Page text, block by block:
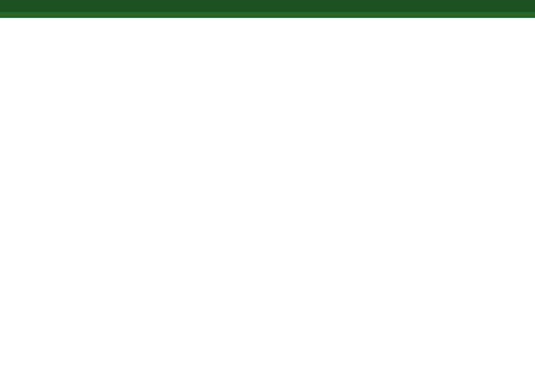
Skip to main content